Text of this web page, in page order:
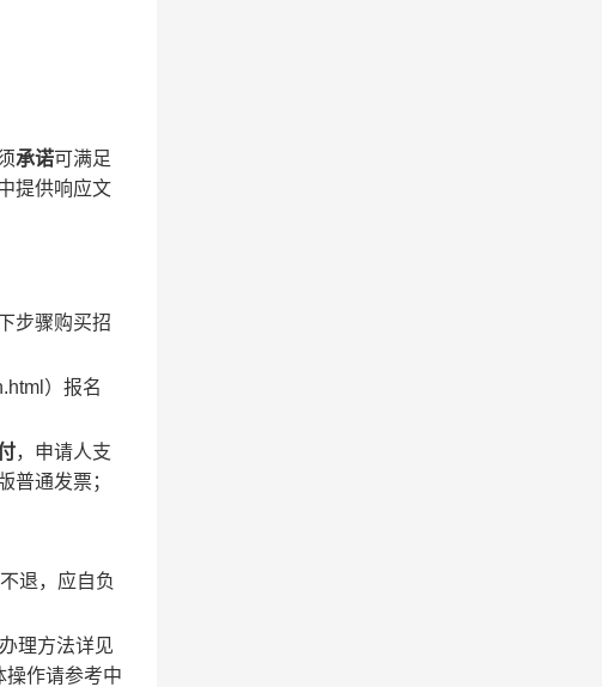
承诺可满足
提供响应文
步骤购买招
）报名
，申请人支
普通发票；
退，应自负
理方法详见
操作请参考中